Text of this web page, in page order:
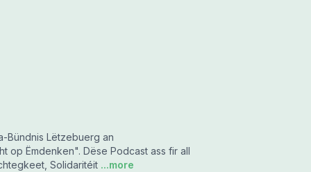
Bündnis Lëtzebuerg an
op Ëmdenken". Dëse Podcast ass fir all
Solidaritéit ...more